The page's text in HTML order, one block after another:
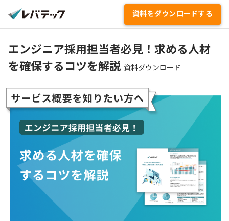
資料をダウンロードする
エンジニア採用担当者必見！求める人材
を確保するコツを解説 資料ダウンロード